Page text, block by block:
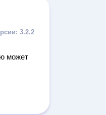
3.2.2
может